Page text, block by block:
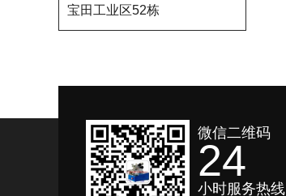
宝田工业区52栋
微信二维码
24
小时服务热线